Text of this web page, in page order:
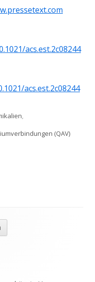
acs.est.2c08244
acs.est.2c08244
,
(QAV)
Desinfektionsmittel nur